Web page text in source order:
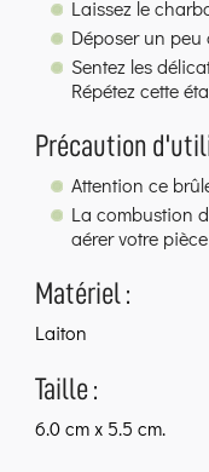
Laissez le
Déposer un peu
Sentez les
Répétez cette
Précaution
Attention ce
La combustion
aérer votre
Matériel :
Laiton
Taille :
6.0 cm x 5.5 cm.